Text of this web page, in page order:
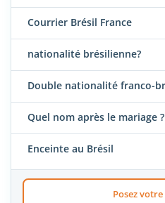
Courrier Brésil France
nationalité brésilienne?
Double nationalité franco-
Quel nom après le mariage ?
Enceinte au Brésil
Posez